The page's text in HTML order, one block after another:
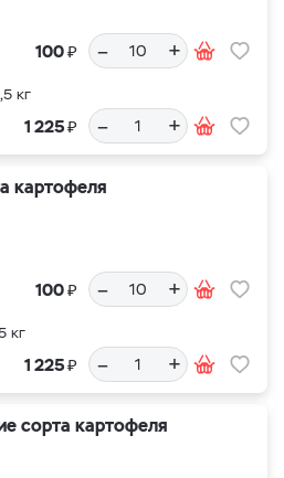
100₽ – +
кг
1 225₽ – +
картофеля
100₽ – +
кг
1 225₽ – +
сорта картофеля